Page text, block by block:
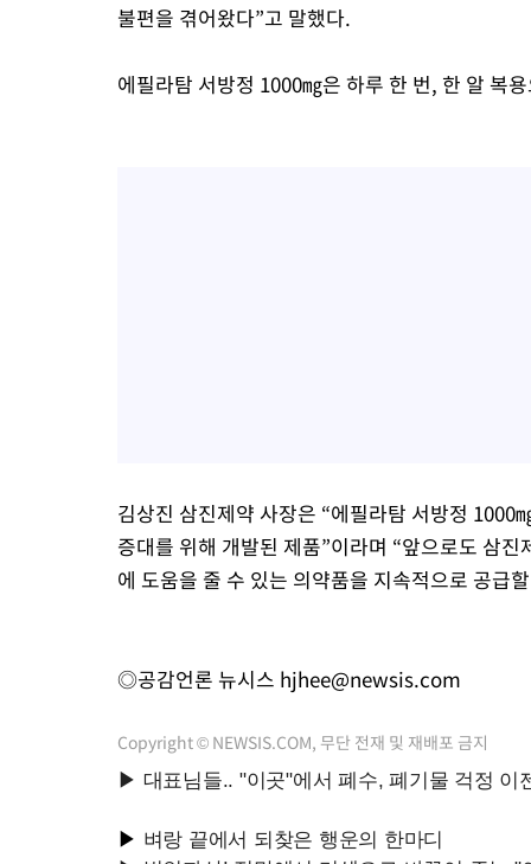
불편을 겪어왔다”고 말했다.
에필라탐 서방정 1000㎎은 하루 한 번, 한 알 복
김상진 삼진제약 사장은 “에필라탐 서방정
증대를 위해 개발된 제품”이라며 “앞으로도 삼
에 도움을 줄 수 있는 의약품을 지속적으로 공급
◎공감언론 뉴시스 hjhee@newsis.com
Copyright © NEWSIS.COM, 무단 전재 및 재배포 금지